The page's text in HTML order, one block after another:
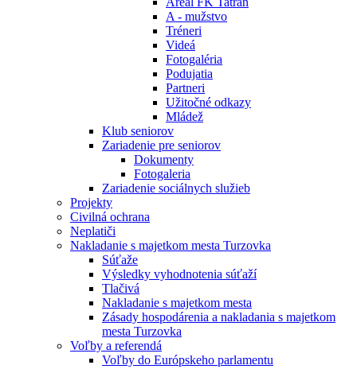
A - mužstvo
Tréneri
Videá
Fotogaléria
Podujatia
Partneri
Užitočné odkazy
Mládež
Klub seniorov
Zariadenie pre seniorov
Dokumenty
Fotogaleria
Zariadenie sociálnych služieb
Projekty
Civilná ochrana
Neplatiči
Nakladanie s majetkom mesta Turzovka
Súťaže
Výsledky vyhodnotenia súťaží
Tlačivá
Nakladanie s majetkom mesta
Zásady hospodárenia a nakladania s majetkom
mesta Turzovka
Voľby a referendá
Voľby do Európskeho parlamentu